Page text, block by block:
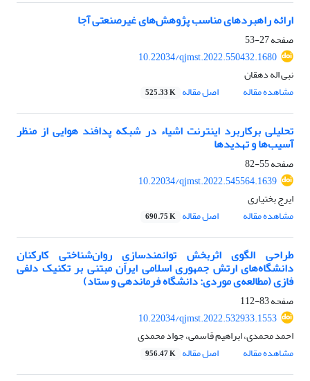
ارائه راهبردهای مناسب پژوهش‌های غیرصنعتی آجا
صفحه27-53
10.22034/qjmst.2022.550432.1680
نبی اله دهقان
مشاهده مقاله
اصل مقاله 525.33 K
تحلیلی برکاربرد اینترنت اشیاء در شبکه پدافند هوایی از منظر
آسیب‌ها و تهدیدها
صفحه55-82
10.22034/qjmst.2022.545564.1639
ایرج بختیاری
مشاهده مقاله
اصل مقاله 690.75 K
طراحی الگوی اثربخش توانمندسازیِ روان‌شناختی کارکنان
دانشگاه‌های ارتش جمهوری اسلامی ایران مبتنی بر تکنیک دلفی
فازی (مطالعه‌ی موردی: دانشگاه فرماندهی و ستاد)
صفحه83-112
10.22034/qjmst.2022.532933.1553
احمد محمدی، ابراهیم قاسمی، جواد محمدی
مشاهده مقاله
اصل مقاله 956.47 K